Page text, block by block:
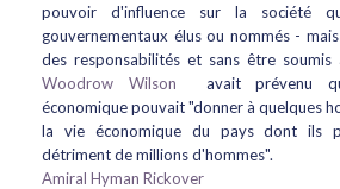
pouvoir d'influence sur la société
gouvernementaux élus ou nommés -
des responsabilités et sans être soumis
Woodrow Wilson avait prévenu
économique pouvait "donner à quelques
la vie économique du pays dont ils
détriment de millions d'hommes".
Amiral Hyman Rickover